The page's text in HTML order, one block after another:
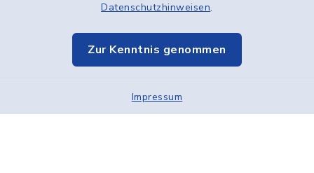
Datenschutzhinweisen.
Zur Kenntnis genommen
Impressum
Elektronische Kommunikation
Sitemap